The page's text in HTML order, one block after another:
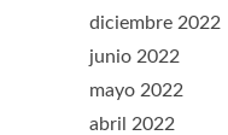
diciembre 2022
junio 2022
mayo 2022
abril 2022